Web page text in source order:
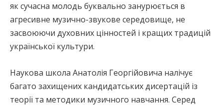
як сучасна молодь буквально занурюється в
агресивне музично-звукове середовище, не
засвоюючи духовних цінностей і кращих традицій
української культури.
Наукова школа Анатолія Георгійовича налічує
багато захищених кандидатських дисертацій із
теорії та методики музичного навчання. Серед